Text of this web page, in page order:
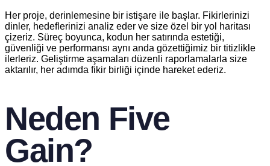
Her proje, derinlemesine bir istişare ile başlar. Fikirlerinizi
dinler, hedeflerinizi analiz eder ve size özel bir yol haritası
çizeriz. Süreç boyunca, kodun her satırında estetiği,
güvenliği ve performansı aynı anda gözettiğimiz bir titizlikle
ilerleriz. Geliştirme aşamaları düzenli raporlamalarla size
aktarılır, her adımda fikir birliği içinde hareket ederiz.
Neden Five
Gain?